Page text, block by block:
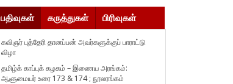
பதிவுகள் கருத்துகள் பிரிவுகள்
கவிஞர் புத்தேரி தானப்பன் அவர்களுக்குப் பாராட்டு
விழா
தமிழ்க் காப்புக் கழகம் – இணைய அரங்கம்:
ஆளுமையர் உரை 173 & 174 ; நூலரங்கம்